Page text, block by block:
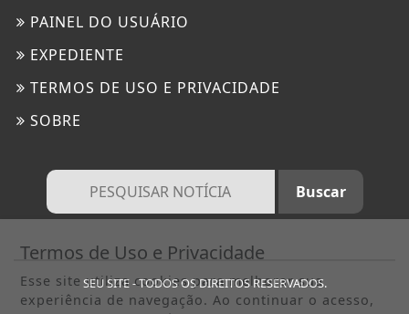
PAINEL DO USUÁRIO
EXPEDIENTE
TERMOS DE USO E PRIVACIDADE
SOBRE
SEU SITE - TODOS OS DIREITOS RESERVADOS.
Termos de Uso e Privacidade
Esse site utiliza cookies para melhorar sua
experiência de navegação. Ao continuar o acesso,